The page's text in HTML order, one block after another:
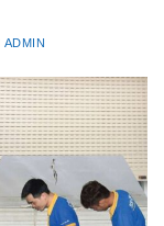
ADMIN